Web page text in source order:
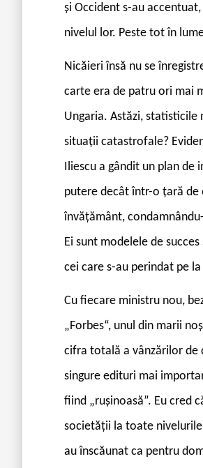
și Occident s-au
nivelul lor. Peste tot în
Nicăieri însă nu se
carte era de patru ori mai
Ungaria. Astăzi, statisticile
situații catastrofale?
Iliescu a gândit un plan de
putere decât într-o țară de
învățământ,
Ei sunt modelele de
cei care s-au perindat pe
Cu fiecare ministru nou,
„Forbes“, unul din marii
cifra totală a vânzărilor de
singure edituri mai
fiind „rușinoasă”. Eu cred
societății la toate
au înscăunat ca pentru